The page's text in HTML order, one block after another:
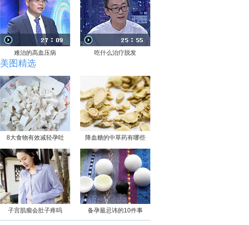
难治的高血压病 吃什么治疗脱发
美图精选
8大食物有效减轻孕吐 降血糖的中草药有哪些
子宫肌瘤会肚子疼吗 备孕最忌讳的10件事